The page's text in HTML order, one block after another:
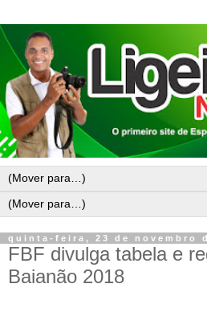
quinta-feira, 23 de novembro
FBF divulga tabela e
Baianão 2018